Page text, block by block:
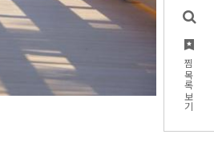
찜 목록 보기